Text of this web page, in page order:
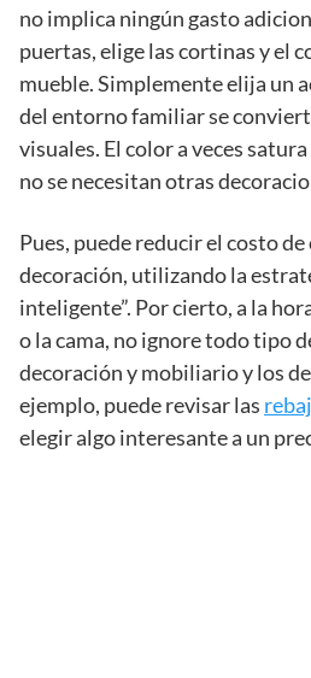
no implica ningún gasto
puertas, elige las cortinas y el
mueble. Simplemente elija un
del entorno familiar se
visuales. El color a veces
no se necesitan otras
Pues, puede reducir el costo
decoración, utilizando la
inteligente”. Por cierto, a la
o la cama, no ignore todo tipo
decoración y mobiliario y los
ejemplo, puede revisar las
elegir algo interesante a un